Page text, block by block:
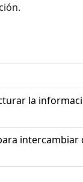
la
intercambiar